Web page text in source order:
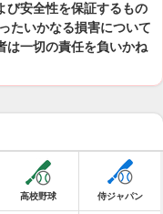
び安全性を保証するもの
たいかなる損害について
は一切の責任を負いかね
高校野球 侍ジャパン